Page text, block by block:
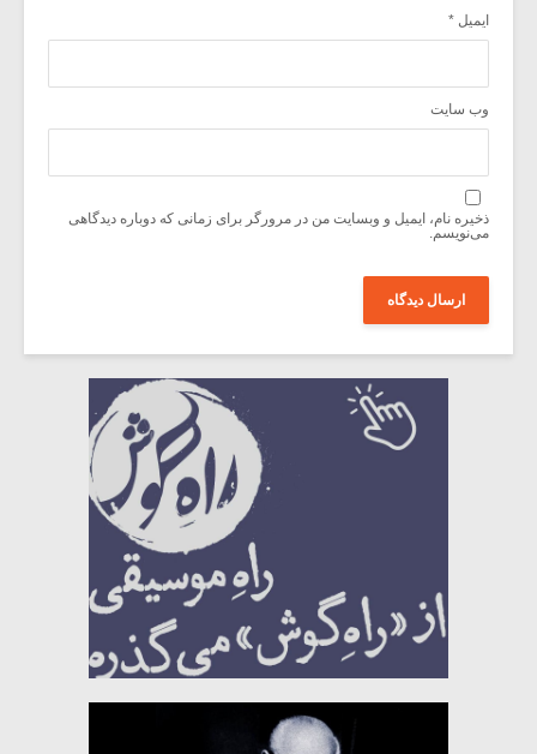
ایمیل *
وب‌ سایت
ذخیره نام، ایمیل و وبسایت من در مرورگر برای زمانی که دوباره دیدگاهی
می‌نویسم.